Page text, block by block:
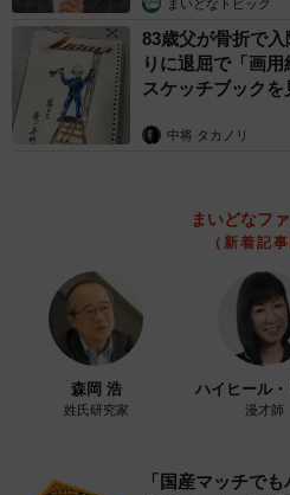
まいどなトピック
83歳父が骨折で
りに退屈で「画
スケッチブック
中将 タカノリ
まいどなフ
（新着記事
森岡 浩
姓氏研究家
ハイヒール
漫才師
「国産マッチで